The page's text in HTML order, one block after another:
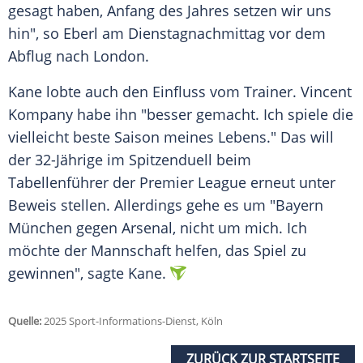
gesagt haben, Anfang des Jahres setzen wir uns
hin", so Eberl am Dienstagnachmittag vor dem
Abflug nach London.
Kane lobte auch den Einfluss vom Trainer. Vincent
Kompany habe ihn "besser gemacht. Ich spiele die
vielleicht beste Saison meines Lebens." Das will
der 32-Jährige im Spitzenduell beim
Tabellenführer der Premier League erneut unter
Beweis stellen. Allerdings gehe es um "Bayern
München gegen Arsenal, nicht um mich. Ich
möchte der Mannschaft helfen, das Spiel zu
gewinnen", sagte Kane.
Quelle:2025 Sport-Informations-Dienst, Köln
ZURÜCK ZUR STARTSEITE